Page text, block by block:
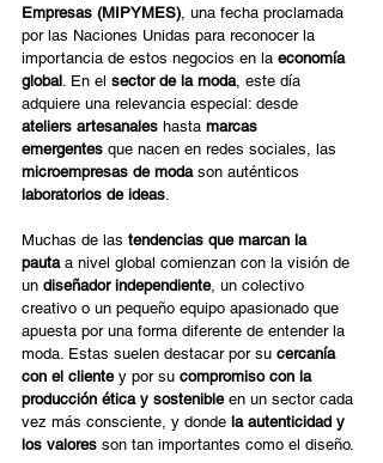
Empresas (MIPYMES), una fecha proclamada
por las Naciones Unidas para reconocer la
importancia de estos negocios en la economía
global. En el sector de la moda, este día
adquiere una relevancia especial: desde
ateliers artesanales hasta marcas
emergentes que nacen en redes sociales, las
microempresas de moda son auténticos
laboratorios de ideas.
Muchas de las tendencias que marcan la
pauta a nivel global comienzan con la visión de
un diseñador independiente, un colectivo
creativo o un pequeño equipo apasionado que
apuesta por una forma diferente de entender la
moda. Estas suelen destacar por su cercanía
con el cliente y por su compromiso con la
producción ética y sostenible en un sector cada
vez más consciente, y donde la autenticidad y
los valores son tan importantes como el diseño.